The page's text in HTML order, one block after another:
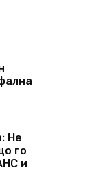
Не
го
и